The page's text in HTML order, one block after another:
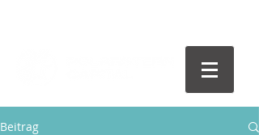
Beitrag